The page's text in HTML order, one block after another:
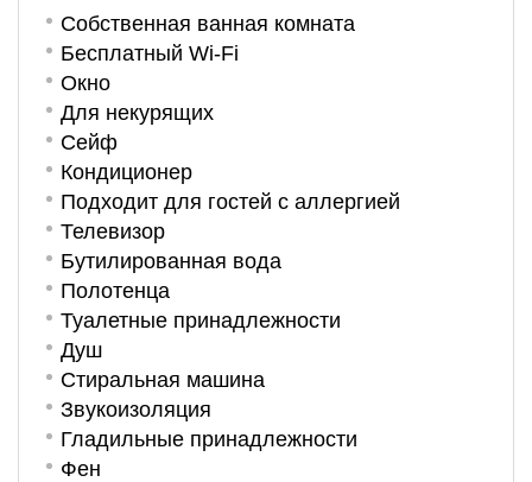
Собственная ванная комната
Бесплатный Wi-Fi
Окно
Для некурящих
Сейф
Кондиционер
Подходит для гостей с аллергией
Телевизор
Бутилированная вода
Полотенца
Туалетные принадлежности
Душ
Стиральная машина
Звукоизоляция
Гладильные принадлежности
Фен